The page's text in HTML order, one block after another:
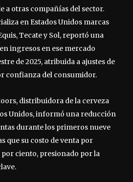
a otras compañías del sector.
en Estados Unidos marcas
Tecate y Sol, reportó una
ingresos en ese mercado
de 2025, atribuida a ajustes de
confianza del consumidor.
distribuidora de la cerveza
Unidos, informó una reducción
durante los primeros nueve
que su costo de venta por
ciento, presionado por la